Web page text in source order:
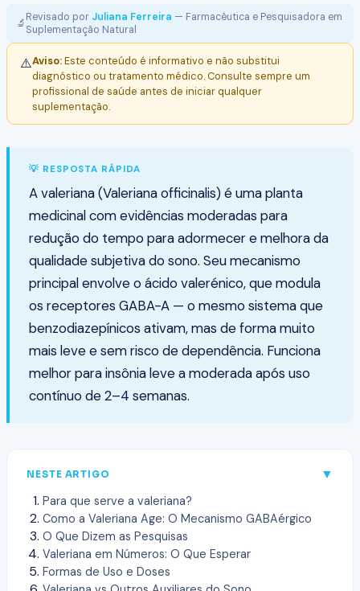
🔬Revisado por Juliana Ferreira — Farmacêutica e Pesquisadora em
Suplementação Natural
⚠️Aviso:Este conteúdo é informativo e não substitui
diagnóstico ou tratamento médico. Consulte sempre um
profissional de saúde antes de iniciar qualquer
suplementação.
💡 RESPOSTA RÁPIDA
A valeriana (Valeriana officinalis) é uma planta
medicinal com evidências moderadas para
redução do tempo para adormecer e melhora da
qualidade subjetiva do sono. Seu mecanismo
principal envolve o ácido valerénico, que modula
os receptores GABA-A — o mesmo sistema que
benzodiazepínicos ativam, mas de forma muito
mais leve e sem risco de dependência. Funciona
melhor para insônia leve a moderada após uso
contínuo de 2–4 semanas.
NESTE ARTIGO ▼
Para que serve a valeriana?
Como a Valeriana Age: O Mecanismo GABAérgico
O Que Dizem as Pesquisas
Valeriana em Números: O Que Esperar
Formas de Uso e Doses